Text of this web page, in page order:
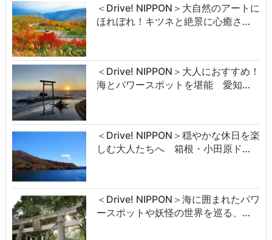
＜Drive! NIPPON＞大自然のアートに
ほれぼれ！キツネと絶景に心癒さ…
＜Drive! NIPPON＞大人におすすめ！
海とパワースポットを堪能 愛知…
＜Drive! NIPPON＞穏やかな休日を楽
しむ大人たちへ 箱根・小田原ド…
＜Drive! NIPPON＞海に囲まれたパワ
ースポットや妖怪の世界を巡る、…